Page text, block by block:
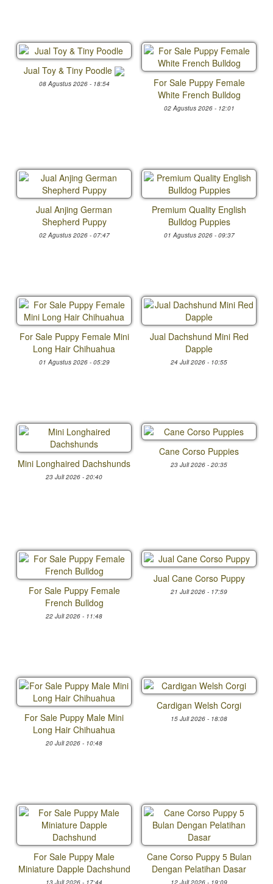
Jual Toy & Tiny Poodle
08 Agustus 2026 - 18:54
For Sale Puppy Female
White French Bulldog
02 Agustus 2026 - 12:01
Jual Anjing German
Shepherd Puppy
02 Agustus 2026 - 07:47
Premium Quality English
Bulldog Puppies
01 Agustus 2026 - 09:37
For Sale Puppy Female Mini
Long Hair Chihuahua
01 Agustus 2026 - 05:29
Jual Dachshund Mini Red
Dapple
24 Juli 2026 - 10:55
Mini Longhaired Dachshunds
23 Juli 2026 - 20:40
Cane Corso Puppies
23 Juli 2026 - 20:35
For Sale Puppy Female
French Bulldog
22 Juli 2026 - 11:48
Jual Cane Corso Puppy
21 Juli 2026 - 17:59
For Sale Puppy Male Mini
Long Hair Chihuahua
20 Juli 2026 - 10:48
Cardigan Welsh Corgi
15 Juli 2026 - 18:08
For Sale Puppy Male
Miniature Dapple Dachshund
13 Juli 2026 - 17:44
Cane Corso Puppy 5 Bulan
Dengan Pelatihan Dasar
12 Juli 2026 - 19:09